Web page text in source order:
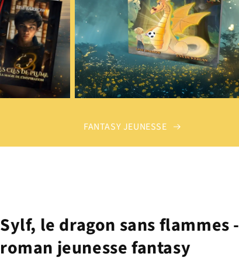
FANTASY JEUNESSE
Sylf, le dragon sans flammes -
roman jeunesse fantasy